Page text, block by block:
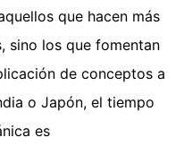
que hacen más
sino los que fomentan
de conceptos a
o Japón, el tiempo
es